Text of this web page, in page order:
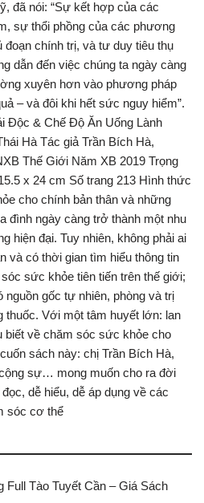
đã nói: “Sự kết hợp của các
sự thổi phồng của các phương
đoạn chính trị, và tư duy tiêu thụ
dẫn đến việc chúng ta ngày càng
xuyên hơn vào phương pháp
– và đôi khi hết sức nguy hiểm”.
Độc & Chế Độ Ăn Uống Lành
Hà Tác giả Trần Bích Hà,
Thế Giới Năm XB 2019 Trọng
x 24 cm Số trang 213 Hình thức
cho chính bản thân và những
đình ngày càng trở thành một nhu
hiện đại. Tuy nhiên, không phải ai
và có thời gian tìm hiểu thông tin
sức khỏe tiên tiến trên thế giới;
gốc tự nhiên, phòng và trị
thuốc. Với một tâm huyết lớn: lan
biết về chăm sóc sức khỏe cho
sách này: chị Trần Bích Hà,
sự… mong muốn cho ra đời
dễ hiểu, dễ áp dụng về các
sóc cơ thể
Full Tào Tuyết Cần – Giá Sách